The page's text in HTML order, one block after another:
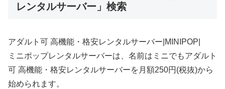
レンタルサーバー」検索
アダルト可 高機能・格安レンタルサーバー|MINIPOP|
ミニポップレンタルサーバーは、名前はミニでもアダルト
可 高機能・格安レンタルサーバーを月額250円(税抜)から
始められます。